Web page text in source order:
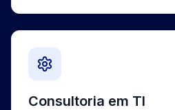
Consultoria em TI